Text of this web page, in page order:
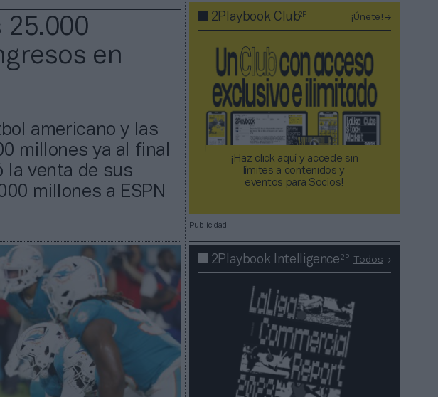
25.000
en
americano y las
millones ya al final
la venta de sus
millones a ESPN
2Playbook Club2P ¡Únete!
¡Haz click aquí y accede sin
límites a contenidos y
eventos para Socios!​​​​​​​
Publicidad
2Playbook Intelligence2P Todos